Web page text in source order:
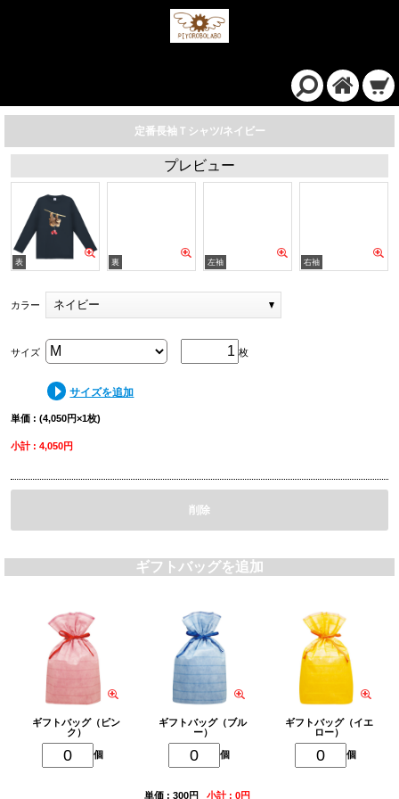
定番長袖Ｔシャツ/ネイビー
プレビュー
カラー ネイビー
枚
サイズ
サイズを追加
単価 : (4,050円×1枚)
小計 : 4,050円
削除
ギフトバッグを追加
ギフトバッグ（ピン
ク）
個
ギフトバッグ（ブル
ー）
個
ギフトバッグ（イエ
ロー）
個
単価 : 300円 小計 : 0円